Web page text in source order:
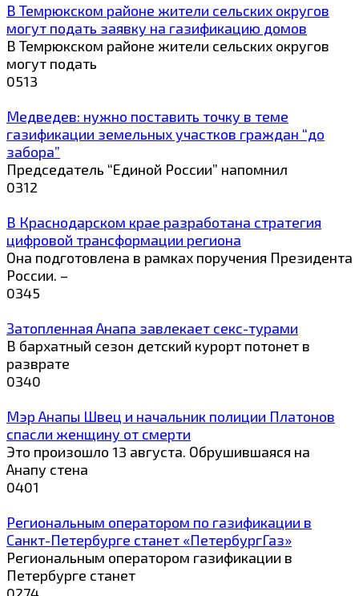
В Темрюкском районе жители сельских округов
могут подать заявку на газификацию домов
В Темрюкском районе жители сельских округов
могут подать
0513
Медведев: нужно поставить точку в теме
газификации земельных участков граждан “до
забора”
Председатель “Единой России” напомнил
0312
В Краснодарском крае разработана стратегия
цифровой трансформации региона
Она подготовлена в рамках поручения Президента
России. –
0345
Затопленная Анапа завлекает секс-турами
В бархатный сезон детский курорт потонет в
разврате
0340
Мэр Анапы Швец и начальник полиции Платонов
спасли женщину от смерти
Это произошло 13 августа. Обрушившаяся на
Анапу стена
0401
Региональным оператором по газификации в
Санкт-Петербурге станет «ПетербургГаз»
Региональным оператором газификации в
Петербурге станет